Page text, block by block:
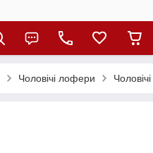
Чоловічі лофери